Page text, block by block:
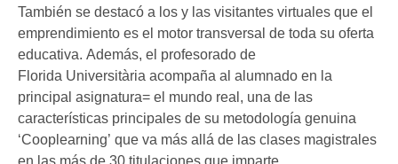
También se destacó a los y las visitantes virtuales que el
emprendimiento es el motor transversal de toda su oferta
educativa. Además, el profesorado de
Florida Universitària acompaña al alumnado en la
principal asignatura= el mundo real, una de las
características principales de su metodología genuina
‘Cooplearning’ que va más allá de las clases magistrales